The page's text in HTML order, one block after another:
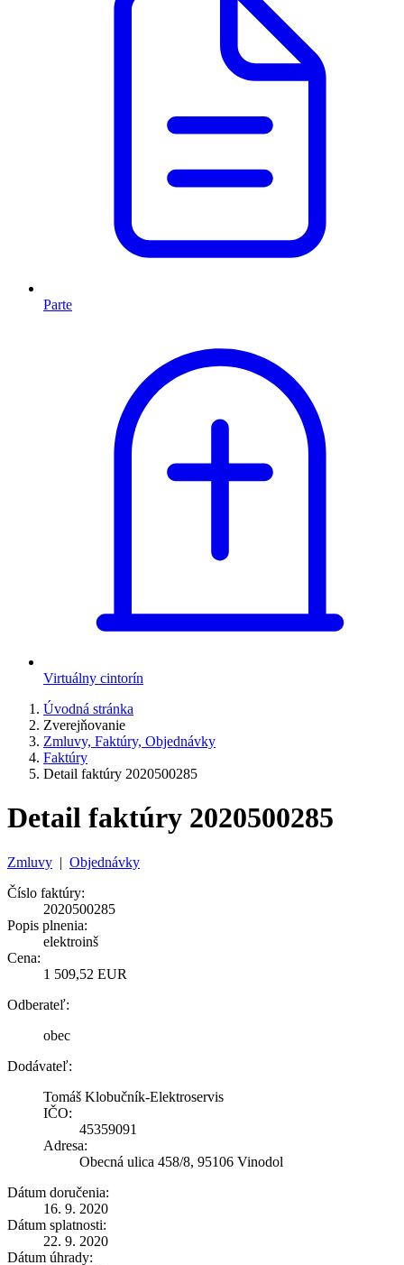
Parte
Virtuálny cintorín
Úvodná stránka
Zverejňovanie
Zmluvy, Faktúry, Objednávky
Faktúry
Detail faktúry 2020500285
Detail faktúry 2020500285
Zmluvy | Objednávky
Číslo faktúry:
2020500285
Popis plnenia:
elektroinš
Cena:
1 509,52 EUR
Odberateľ:
obec
Dodávateľ:
Tomáš Klobučník-Elektroservis
IČO:
45359091
Adresa:
Obecná ulica 458/8, 95106 Vinodol
Dátum doručenia:
16. 9. 2020
Dátum splatnosti:
22. 9. 2020
Dátum úhrady: